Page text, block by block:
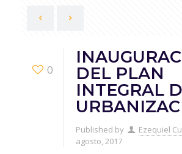
0
DEL PLAN
INTEGRAL
Published by Ezequiel
agosto, 2017